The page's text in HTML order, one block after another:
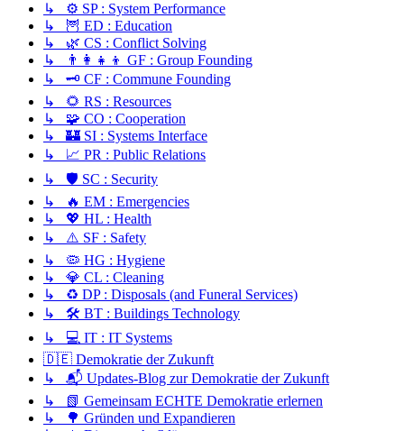
↳ ⚙️ SP : System Performance
↳ 🦉 ED : Education
↳ 🌿 CS : Conflict Solving
↳ 👨‍👩‍👧‍👦 GF : Group Founding
↳ 🗝️ CF : Commune Founding
↳ 🌻 RS : Resources
↳ 🧩 CO : Cooperation
↳ 🏰 SI : Systems Interface
↳ 📈 PR : Public Relations
↳ 🛡️ SC : Security
↳ 🔥 EM : Emergencies
↳ 💖 HL : Health
↳ ⚠️ SF : Safety
↳ 🦠 HG : Hygiene
↳ 💎 CL : Cleaning
↳ ♻️ DP : Disposals (and Funeral Services)
↳ 🛠️ BT : Buildings Technology
↳ 💻 IT : IT Systems
🇩🇪 Demokratie der Zukunft
↳ 📬 Updates-Blog zur Demokratie der Zukunft
↳ 📗 Gemeinsam ECHTE Demokratie erlernen
↳ 🌳 Gründen und Expandieren